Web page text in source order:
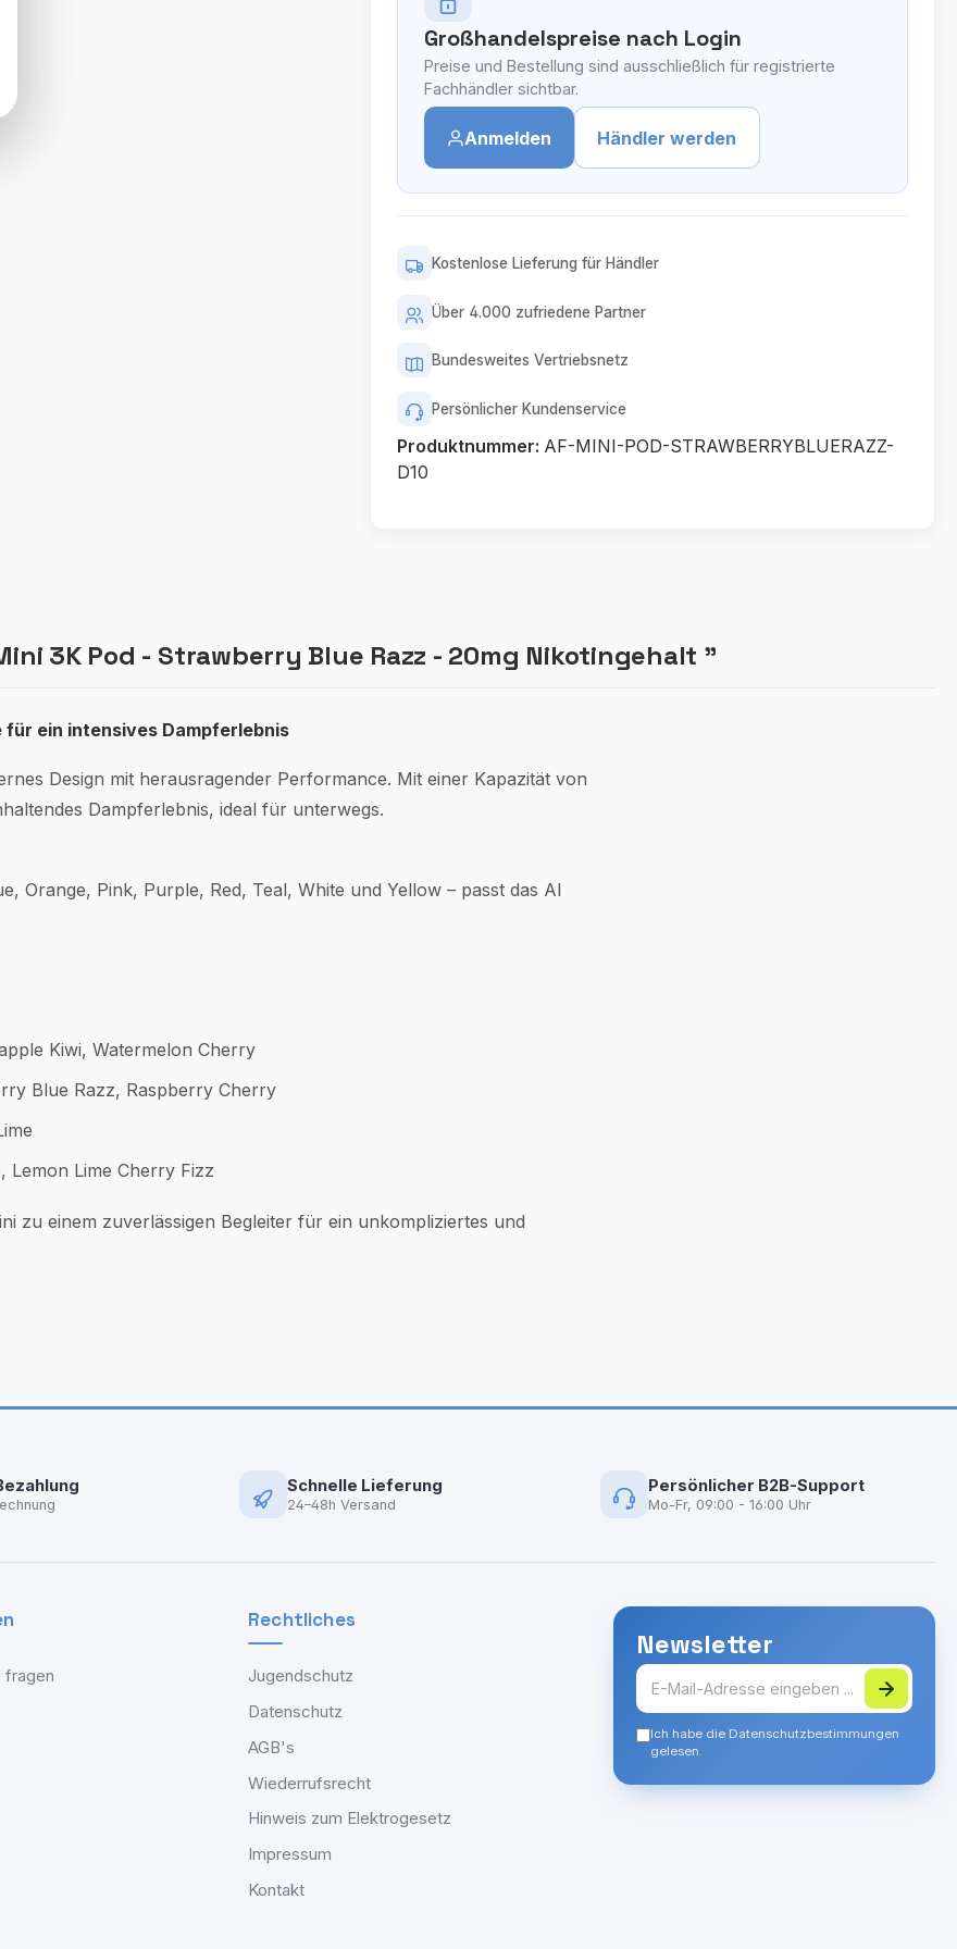
Großhandelspreise nach Login
Preise und Bestellung sind ausschließlich für registrierte
Fachhändler sichtbar.
Anmelden Händler werden
Kostenlose Lieferung für Händler
Über 4.000 zufriedene Partner
Bundesweites Vertriebsnetz
Persönlicher Kundenservice
Produktnummer: AF-MINI-POD-STRAWBERRYBLUERAZZ-
D10
3K Pod - Strawberry Blue Razz - 20mg Nikotingehalt "
für ein intensives Dampferlebnis
Design mit herausragender Performance. Mit einer Kapazität von
Dampferlebnis, ideal für unterwegs.
Orange, Pink, Purple, Red, Teal, White und Yellow – passt das Al
Kiwi, Watermelon Cherry
Blue Razz, Raspberry Cherry
Lemon Lime Cherry Fizz
zu einem zuverlässigen Begleiter für ein unkompliziertes und
Schnelle Lieferung
24–48h Versand
Persönlicher B2B-Support
Mo-Fr, 09:00 - 16:00 Uhr
fragen
Rechtliches
Jugendschutz
Datenschutz
AGB's
Wiederrufsrecht
Hinweis zum Elektrogesetz
Impressum
Kontakt
Newsletter
Ich habe die Datenschutzbestimmungen
gelesen.